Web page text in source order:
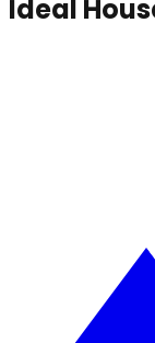
Ideal